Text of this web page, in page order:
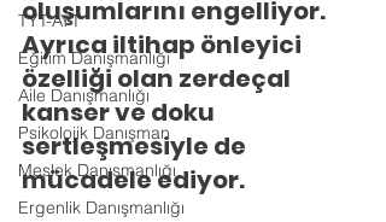
TYT-AYT
Eğitim Danışmanlığı
Aile Danışmanlığı
Psikolojik Danışman
Meslek Danışmanlığı
Ergenlik Danışmanlığı
oluşumlarını engelliyor.
Ayrıca iltihap önleyici
özelliği olan zerdeçal
kanser ve doku
sertleşmesiyle de
mücadele ediyor.